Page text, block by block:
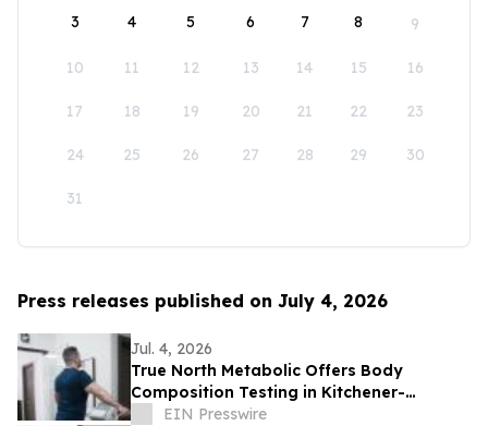
3 4 5 6 7 8 9
10 11 12 13 14 15 16
17 18 19 20 21 22 23
24 25 26 27 28 29 30
31
Press releases published on July 4, 2026
Jul. 4, 2026
True North Metabolic Offers Body
Composition Testing in Kitchener-
Waterloo
EIN Presswire